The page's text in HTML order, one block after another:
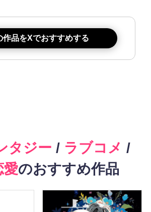
作品をXでおすすめする
タジー / ラブコメ /
愛のおすすめ作品